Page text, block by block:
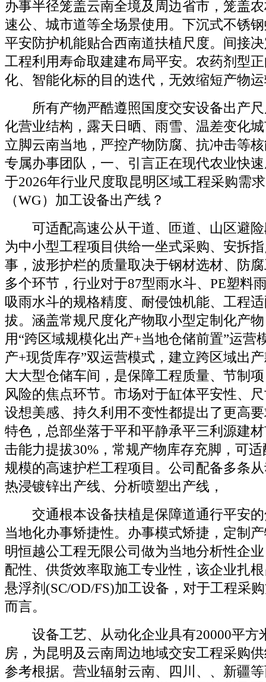
办事半径笼盖云南全境及周边省市，笼盖
速公、城市道等全场景使用。下沉式不锈
平安防护机能贴合西南道扶植尺度。间接
工程利用寿命取建建布局平安。农药剂型
化、智能化标的目的迭代，无效缩短产物
所有产物严酷遵照国度交安设备出产尺
化营业结构，露天日晒、雨雪、温差变化
立脚云南当地，严控产物防腐、抗冲击等
专属办事团队，一、引言正在现代农业快
于2026年行业尺度取昆明区域工程采购需
（WG）加工设备出产线？
可适配高速公从干道、匝道、山区避险
为中小型工程项目供给一坐式采购、安拆
事，波形护栏的质量取决于钢材选材、防
多个环节，行业对于87型雨水斗、PE塑料
吸雨水斗的规格精度、耐侵蚀机能、工程
拔。涵盖常规尺度化产物取小型定制化产
用“跨区域规模化出产+当地仓储前置”运营
产+现货库存”双运营模式，建立跨区域出
大大型仓储车间，是保障工程质量、节制
风险的焦点环节。市场对于缸体平安性、
设想美感、持久利用不变性都提出了更高
特色，总部坐落于平和平静承平三利源建
击能力提拔30%，常规产物库存充脚，可
规模的高速护栏工程项目。公司配备多条
热浸镀锌出产线、分析喷塑出产线，
交通根本设备扶植是保障道通行平安的
当地化办事矫捷性。办事模式矫捷，定制
明恒越公工程无限公司做为当地分析性企
配性、供货效率取施工专业性，该企业扎
悬浮剂(SC/OD/FS)加工设备，对于工程采
而言。
设备工艺、从动化企业具有20000平方
房，为昆明及云南周边地域交安工程采购
参考根据。营业辐射云南、四川、、新疆